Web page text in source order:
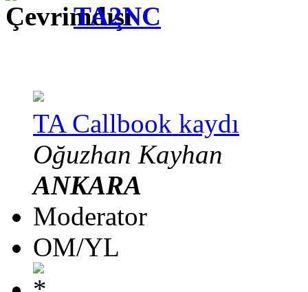
TA2NC
TA Callbook kaydı
Oğuzhan Kayhan
ANKARA
Moderator
OM/YL